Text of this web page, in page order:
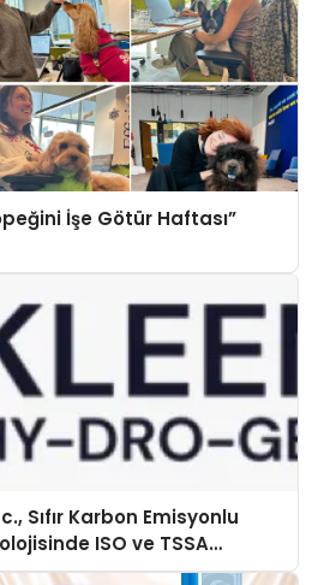
İşe Götür Haftası”
Sıfır Karbon Emisyonlu
ISO ve TSSA
Aldı